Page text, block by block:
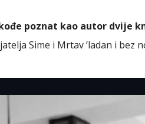
poznat kao autor dvije
Sime i Mrtav ’ladan i bez